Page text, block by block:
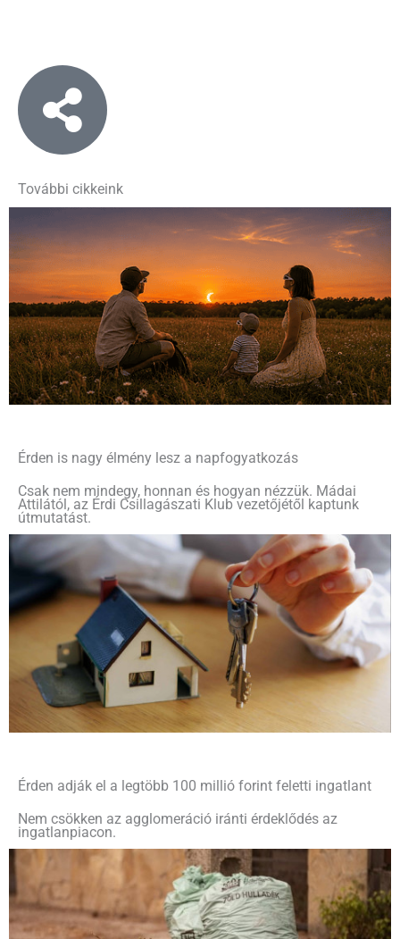
További cikkeink
Érden is nagy élmény lesz a napfogyatkozás
Csak nem mindegy, honnan és hogyan nézzük. Mádai
Attilától, az Érdi Csillagászati Klub vezetőjétől kaptunk
útmutatást.
Érden adják el a legtöbb 100 millió forint feletti ingatlant
Nem csökken az agglomeráció iránti érdeklődés az
ingatlanpiacon.